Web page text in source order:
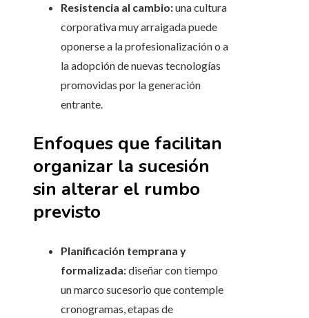
Resistencia al cambio:una cultura
corporativa muy arraigada puede
oponerse a la profesionalización o a
la adopción de nuevas tecnologías
promovidas por la generación
entrante.
Enfoques que facilitan
organizar la sucesión
sin alterar el rumbo
previsto
Planificación temprana y
formalizada:diseñar con tiempo
un marco sucesorio que contemple
cronogramas, etapas de